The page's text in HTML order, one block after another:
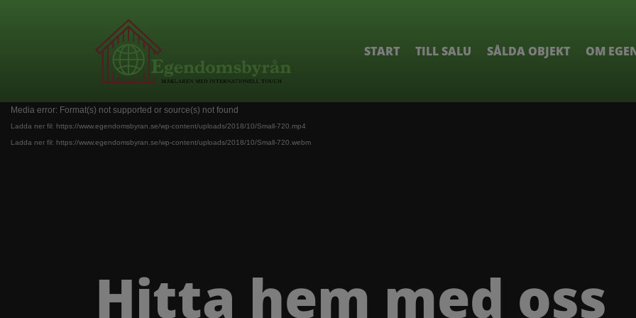
START TILL SALU SÅLDA OBJEKT OM
Videospelare
Media error: Format(s) not supported or source(s) not found
Ladda ner fil: https://www.egendomsbyran.se/wp-content/uploads/2018/10/Small-720.mp4
Ladda ner fil: https://www.egendomsbyran.se/wp-content/uploads/2018/10/Small-720.webm
Hitta hem med oss